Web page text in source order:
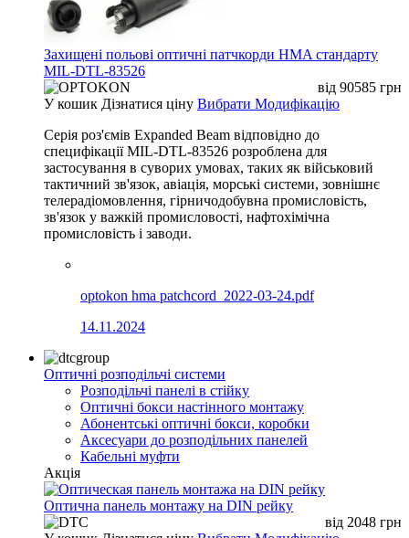
Захищені польові оптичні патчкорди HMA стандарту
MIL-DTL-83526
від 90585 грн
У кошик Дізнатися ціну Вибрати Модифікацію
Серія роз'ємів Expanded Beam відповідно до
специфікації MIL-DTL-83526 розроблена для
застосування в суворих умовах, таких як військовий
тактичний зв'язок, авіація, морські системи, зовнішнє
телерадіомовлення, гірничодобувна промисловість,
зв'язок у важкій промисловості, нафтохімічна
промисловість і заводи.
optokon hma patchcord_2022-03-24.pdf
14.11.2024
Оптичні розподільчі системи
Розподільчі панелі в стійку
Оптичні бокси настінного монтажу
Абонентські оптичні бокси, коробки
Аксесуари до розподільних панелей
Кабельні муфти
Акція
Оптична панель монтажу на DIN рейку
від 2048 грн